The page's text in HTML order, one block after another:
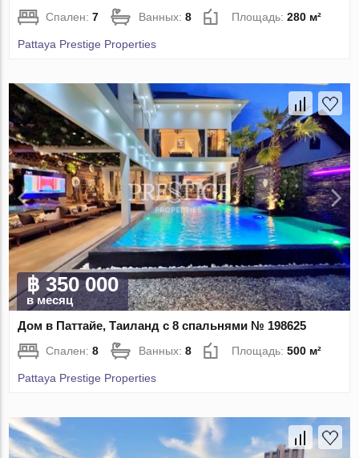
Спален:7 Ванных:8 Площадь:280 м²
Pattaya Prestige Properties
฿ 350 000
в месяц
Дом в Паттайе, Таиланд с 8 спальнями № 198625
Спален:8 Ванных:8 Площадь:500 м²
Pattaya Prestige Properties